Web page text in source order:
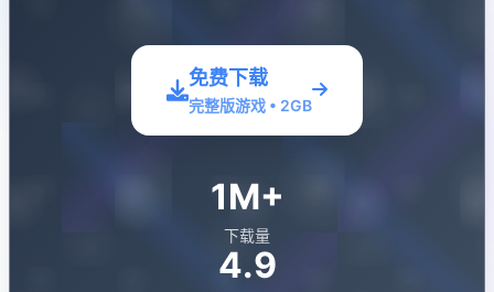
免费下载
完整版游戏 • 2GB
1M+
下载量
4.9